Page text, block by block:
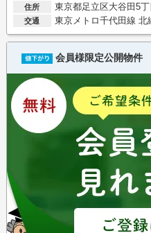
住所 東京都足立区大谷田5丁
交通 東京メトロ千代田線 北
会員様限定公開物件